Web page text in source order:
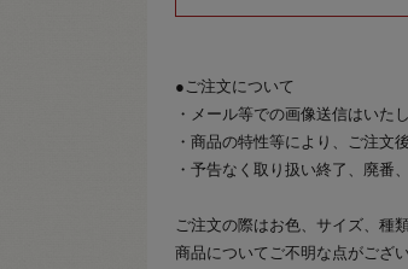
●ご注文について
・メール等での画像送信はいた
・商品の特性等により、ご注文
・予告なく取り扱い終了、廃番
ご注文の際はお色、サイズ、種
商品についてご不明な点がござ